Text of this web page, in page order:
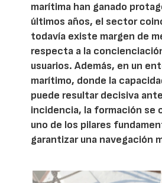
marítima han ganado
últimos años, el sector
todavía existe margen de
respecta a la
usuarios. Además, en un
marítimo, donde la
puede resultar decisiva
incidencia, la formación se
uno de los pilares
garantizar una navegación